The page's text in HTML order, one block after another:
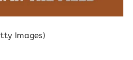
Images)